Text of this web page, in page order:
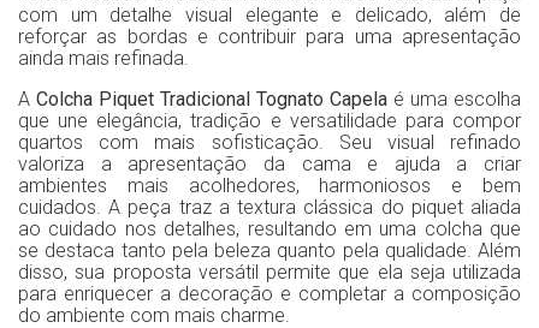
com um detalhe visual elegante e delicado, além de
reforçar as bordas e contribuir para uma apresentação
ainda mais refinada.
A Colcha Piquet Tradicional Tognato Capela é uma escolha
que une elegância, tradição e versatilidade para compor
quartos com mais sofisticação. Seu visual refinado
valoriza a apresentação da cama e ajuda a criar
ambientes mais acolhedores, harmoniosos e bem
cuidados. A peça traz a textura clássica do piquet aliada
ao cuidado nos detalhes, resultando em uma colcha que
se destaca tanto pela beleza quanto pela qualidade. Além
disso, sua proposta versátil permite que ela seja utilizada
para enriquecer a decoração e completar a composição
do ambiente com mais charme.